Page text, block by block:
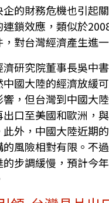
的財務危機也引起
鎖效應，類似於
對台灣經濟產生進
研究院董事長吳中
國大陸的經濟放緩
響，但台灣到中國大
口至美國和歐洲，
外，中國大陸近期
的風險相對有限。不
步調緩慢，預計今